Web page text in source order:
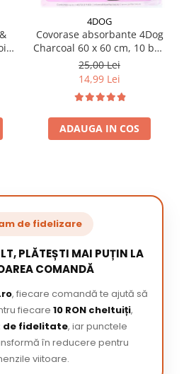
4DOG
Covorase absorbante 4Dog
Charcoal 60 x 60 cm, 10 buc
/ pachet
25,00 Lei
14,99 Lei
ADAUGA IN COS
de fidelizare
PLĂTEȘTI MAI PUȚIN LA
COMANDĂ
, fiecare comandă te ajută să
fiecare 10 RON cheltuiți,
de fidelitate, iar punctele
în reducere pentru
viitoare.